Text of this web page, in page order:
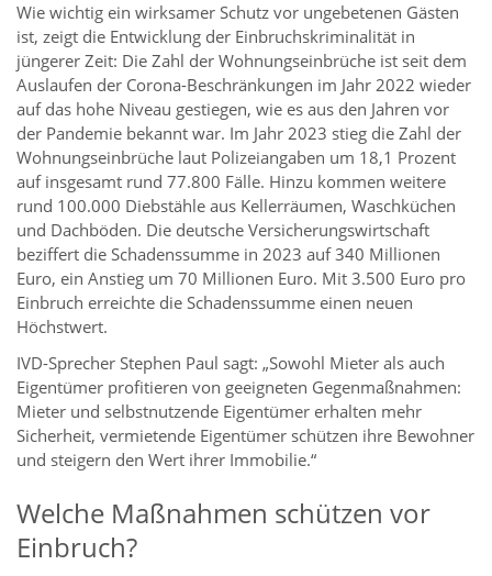
Wie wichtig ein wirksamer Schutz vor ungebetenen Gästen
ist, zeigt die Entwicklung der Einbruchskriminalität in
jüngerer Zeit: Die Zahl der Wohnungseinbrüche ist seit dem
Auslaufen der Corona-Beschränkungen im Jahr 2022 wieder
auf das hohe Niveau gestiegen, wie es aus den Jahren vor
der Pandemie bekannt war. Im Jahr 2023 stieg die Zahl der
Wohnungseinbrüche laut Polizeiangaben um 18,1 Prozent
auf insgesamt rund 77.800 Fälle. Hinzu kommen weitere
rund 100.000 Diebstähle aus Kellerräumen, Waschküchen
und Dachböden. Die deutsche Versicherungswirtschaft
beziffert die Schadenssumme in 2023 auf 340 Millionen
Euro, ein Anstieg um 70 Millionen Euro. Mit 3.500 Euro pro
Einbruch erreichte die Schadenssumme einen neuen
Höchstwert.
IVD-Sprecher Stephen Paul sagt: „Sowohl Mieter als auch
Eigentümer profitieren von geeigneten Gegenmaßnahmen:
Mieter und selbstnutzende Eigentümer erhalten mehr
Sicherheit, vermietende Eigentümer schützen ihre Bewohner
und steigern den Wert ihrer Immobilie.“
Welche Maßnahmen schützen vor
Einbruch?